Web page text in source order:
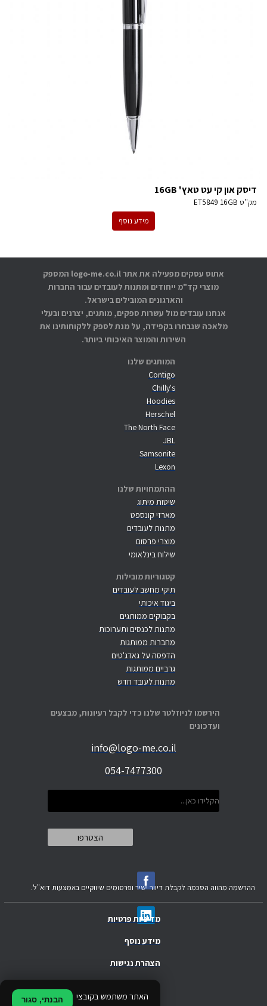
דיסק און קי עט טאץ' 16GB
מק''ט ET5849 16GB
מידע נוסף
המותגים שלנו
Contigo
Chilly's
Hoodies
Herschel
The North Face
JBL
Samsonite
Lexon
ההתמחויות שלנו
שיטות מיתוג
מארזי קונספט
מתנות לעובדים
מוצרי פרסום
שילוח בינלאומי
קטגוריות מובילות
תיקי מחשב לעובדים
ביגוד איכותי
בקבוקים ממותגים
מתנות לכנסים ותערוכות
מחברות ממותגות
הדפסה על גאדג'טים
גרביים ממותגות
מתנות לעובד חדש
אתוס עסקים מפעילה את אתר logo-me.co.il המספק
מוצרי קד"מ ייחודים ומתנות לעובדים עבור החברות
והארגונים המובילים בישראל.
אנחנו עובדים מול עשרות ספקים, מותגים, יצרנים ובעלי
מלאכה שנבחרו בקפידה, על מנת לספק ללקוחותינו את
השירות והמוצר האיכותי ביותר.
הירשמו לניוזלטר שלנו כדי לקבל רעיונות, מבצעים
ועדכונים
info@logo-me.co.il
054-7477300
מדיניות פרטיות
האתר משתמש בקובצי
הבנתי, סגור
מידע נוסף
הצהרת נגישות
ההרשמה מהווה הסכמה לקבלת דיוור ישיר ופרסומים שיווקיים באמצעות דוא"ל.